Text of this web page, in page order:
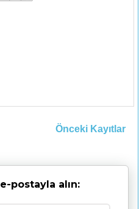
Önceki Kayıtlar
postayla alın: